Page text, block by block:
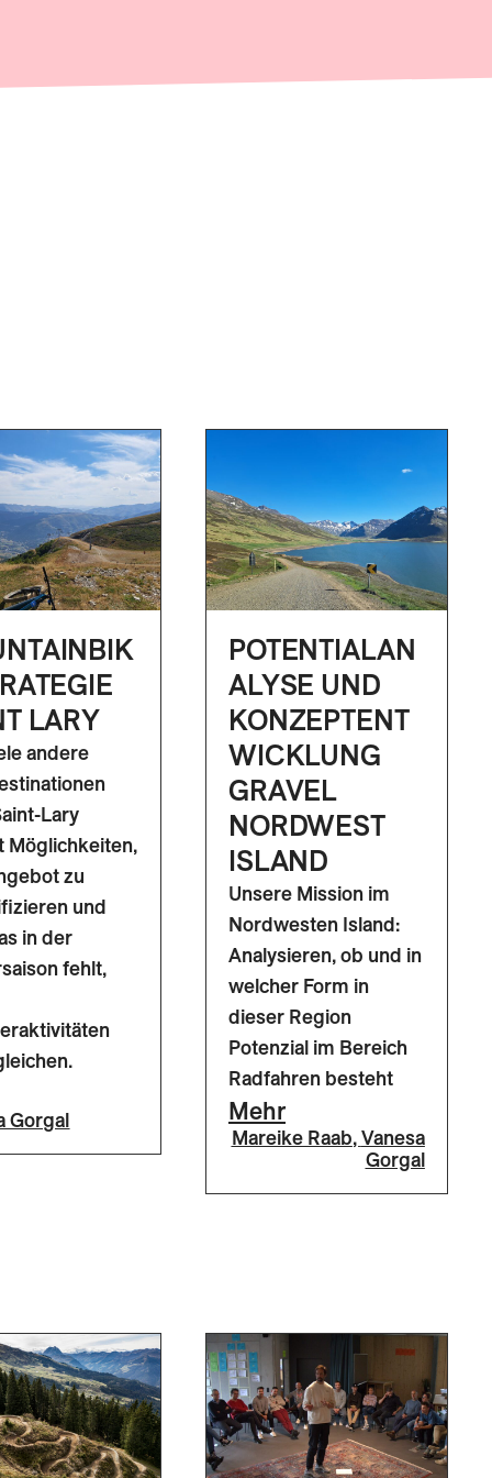
LARY
andere
Lary
Möglichkeiten,
zu
und
in der
fehlt,
Gorgal
POTENTIALAN
ALYSE UND
KONZEPTENT
WICKLUNG
GRAVEL
NORDWEST
ISLAND
Unsere Mission im
Nordwesten Island:
Analysieren, ob und in
welcher Form in
dieser Region
Potenzial im Bereich
Radfahren besteht
Mehr
Mareike Raab,Vanesa
Gorgal